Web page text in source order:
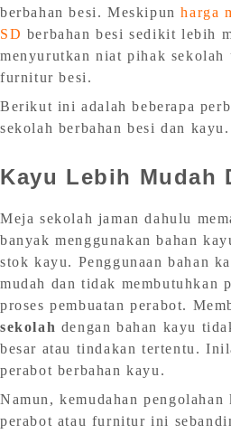
berbahan besi. Meskipunharga
SD berbahan besi sedikit lebih
menyurutkan niat pihak sekolah
furnitur besi.
Berikut ini adalah beberapa
sekolah berbahan besi dan
Kayu Lebih Mudah
Meja sekolah jaman dahulu
banyak menggunakan bahan
stok kayu. Penggunaan bahan
mudah dan tidak membutuhkan
proses pembuatan perabot.
sekolah dengan bahan kayu
besar atau tindakan tertentu.
perabot berbahan kayu.
Namun, kemudahan
perabot atau furnitur ini